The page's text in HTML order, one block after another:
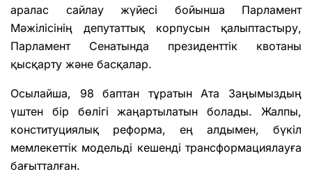
аралас сайлау жүйесі бойынша Парламент
Мәжілісінің депутаттық корпусын қалыптастыру,
Парламент Сенатында президенттік квотаны
қысқарту және басқалар.
Осылайша, 98 баптан тұратын Ата Заңымыздың
үштен бір бөлігі жаңартылатын болады. Жалпы,
конституциялық реформа, ең алдымен, бүкіл
мемлекеттік модельді кешенді трансформациялауға
бағытталған.